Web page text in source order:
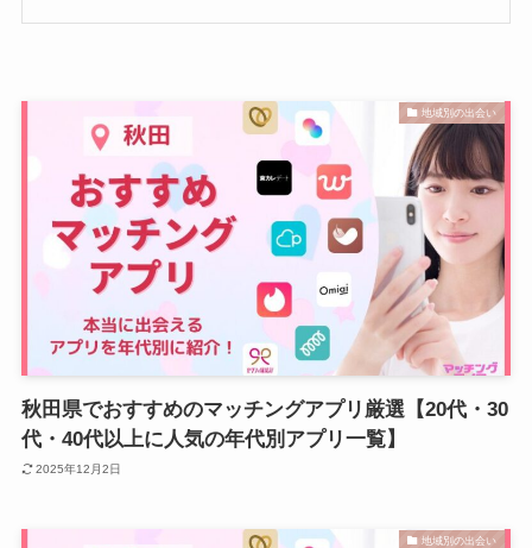
地域別の出会い
秋田県でおすすめのマッチングアプリ厳選【20代・30
代・40代以上に人気の年代別アプリ一覧】
2025年12月2日
地域別の出会い